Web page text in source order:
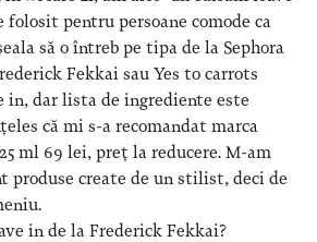
pentru persoane comode ca
să o întreb pe tipa de la Sephora
Fekkai sau Yes to carrots
in, dar lista de ingrediente este
că mi s-a recomandat marca
ml 69 lei, preț la reducere. M-am
produse create de un stilist, deci de
in de la Frederick Fekkai?